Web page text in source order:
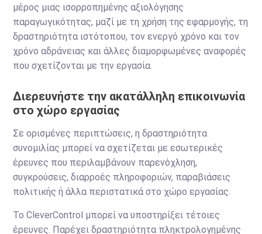
μέρος μιας ισορροπημένης αξιολόγησης
παραγωγικότητας, μαζί με τη χρήση της εφαρμογής, τη
δραστηριότητα ιστότοπου, τον ενεργό χρόνο και τον
χρόνο αδράνειας και άλλες διαμορφωμένες αναφορές
που σχετίζονται με την εργασία.
Διερευνήστε την ακατάλληλη επικοινωνία
στο χώρο εργασίας
Σε ορισμένες περιπτώσεις, η δραστηριότητα
συνομιλίας μπορεί να σχετίζεται με εσωτερικές
έρευνες που περιλαμβάνουν παρενόχληση,
συγκρούσεις, διαρροές πληροφοριών, παραβιάσεις
πολιτικής ή άλλα περιστατικά στο χώρο εργασίας.
Το CleverControl μπορεί να υποστηρίξει τέτοιες
έρευνες. Παρέχει δραστηριότητα πληκτρολογημένης